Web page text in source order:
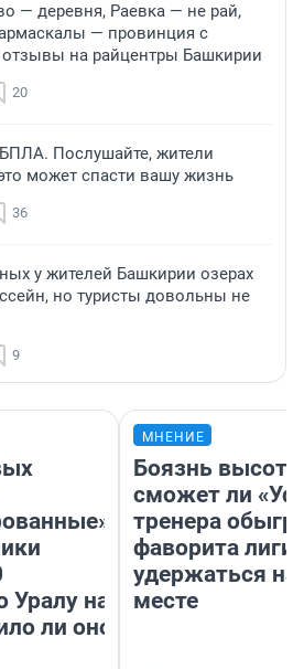
— деревня, Раевка — не рай,
— провинция с
на райцентры Башкирии
20
Послушайте, жители
может спасти вашу жизнь
36
у жителей Башкирии озерах
но туристы довольны не
9
Уралу на
ли оно
МНЕНИЕ
Боязнь
сможет ли
тренера
фаворита лиги
удержаться
месте